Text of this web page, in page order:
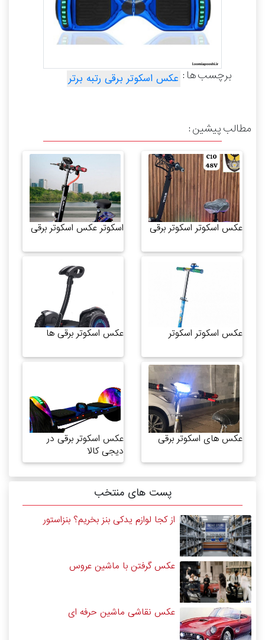
برچسب ها : عکس اسکوتر برقی رتبه برتر
مطالب پیشین :
عکس اسکوتر اسکوتر برقی اسکوتر عکس اسکوتر برقی
عکس اسکوتر اسکوتر عکس اسکوتر برقی ها
عکس های اسکوتر برقی
عکس اسکوتر برقی در
دیجی کالا
پست های منتخب
از کجا لوازم یدکی بنز بخریم؟ بنزاستور
عکس گرفتن با ماشین عروس
عکس نقاشی ماشین حرفه ای